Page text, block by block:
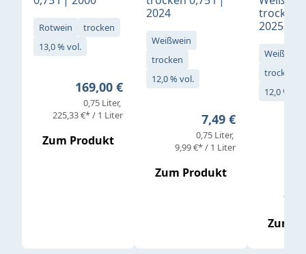
Rotwein
trocken
13,0 % vol.
Regulärer Preis:
169,00 €
0,75 Liter
225,33 €* / 1 Liter
Zum Produkt
2024
Weißwein
trocken
12,0 % vol.
Regulärer Preis:
7,49 €
0,75 Liter
9,99 €* / 1 Liter
Zum Produkt
trocken
2025
Weißwein
trocken
12,0 % vol.
Zum